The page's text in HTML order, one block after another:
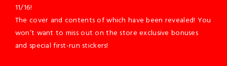
11/16!
The cover and contents of which have been revealed! You
won’t want to miss out on the store exclusive bonuses
and special first-run stickers!